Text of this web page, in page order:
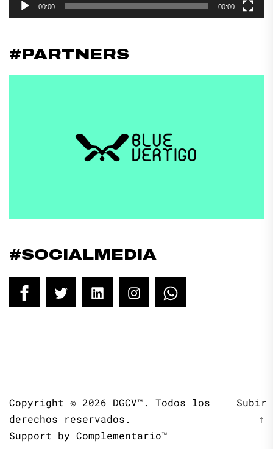
00:00 00:00
#PARTNERS
#SOCIALMEDIA
FacebookTwitter LinkedInInstagram
Copyright © 2026 DGCV™. Todos los
derechos reservados.
Support by Complementario™
Subir
↑